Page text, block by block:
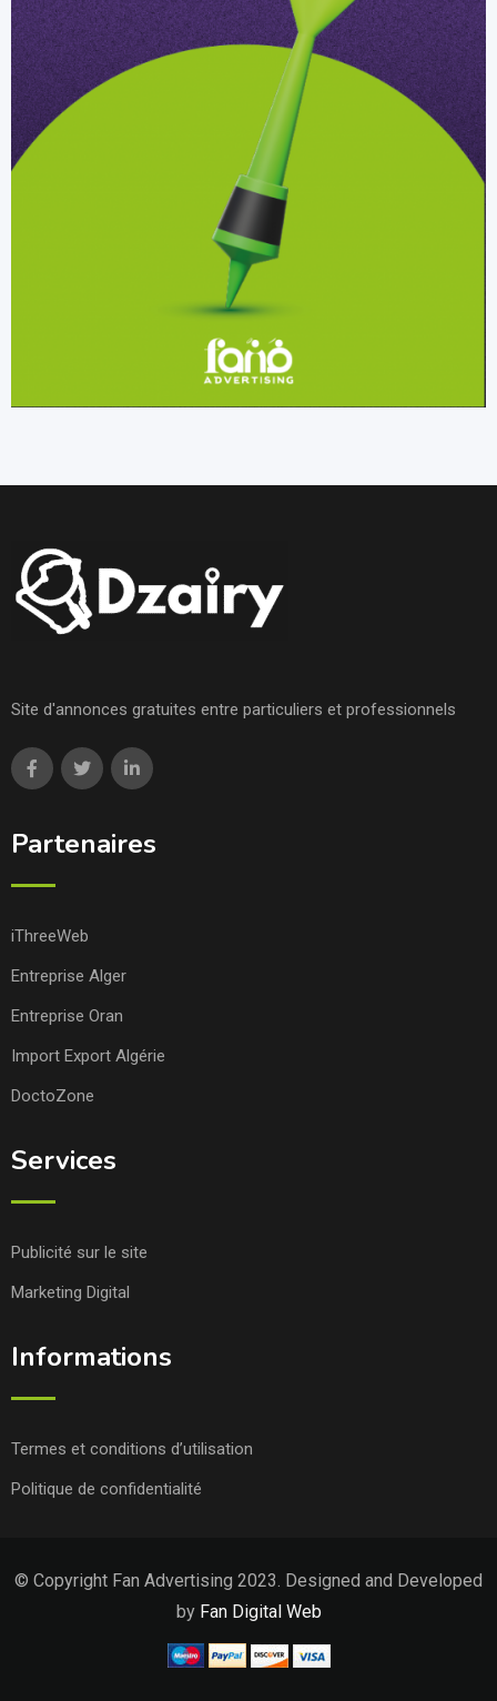
Site d'annonces gratuites entre particuliers et professionnels
Partenaires
iThreeWeb
Entreprise Alger
Entreprise Oran
Import Export Algérie
DoctoZone
Services
Publicité sur le site
Marketing Digital
Informations
Termes et conditions d’utilisation
Politique de confidentialité
© Copyright Fan Advertising 2023. Designed and Developed
by Fan Digital Web